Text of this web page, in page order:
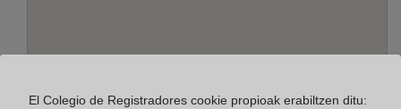
El Colegio de Registradores cookie propioak erabiltzen ditu: